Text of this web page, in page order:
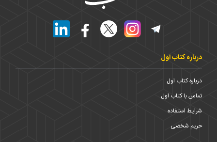
درباره کتاب اول
درباره کتاب اول
تماس با کتاب اول
شرایط استفاده
حریم شخضی